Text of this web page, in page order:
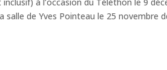
de Yves Pointeau le 25 novembre